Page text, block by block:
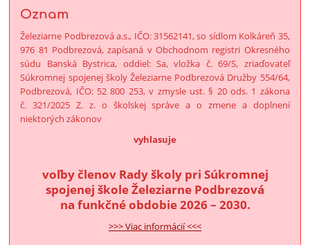
Oznam
Železiarne Podbrezová a.s., IČO: 31562141, so sídlom Kolkáreň 35,
976 81 Podbrezová, zapísaná v Obchodnom registri Okresného
súdu Banská Bystrica, oddiel: Sa, vložka č. 69/S, zriaďovateľ
Súkromnej spojenej školy Železiarne Podbrezová Družby 554/64,
Podbrezová, IČO: 52 800 253, v zmysle ust. § 20 ods. 1 zákona
č. 321/2025 Z. z. o školskej správe a o zmene a doplnení
niektorých zákonov
vyhlasuje
voľby členov Rady školy pri Súkromnej
spojenej škole Železiarne Podbrezová
na funkčné obdobie 2026 – 2030.
>>> Viac informácií <<<